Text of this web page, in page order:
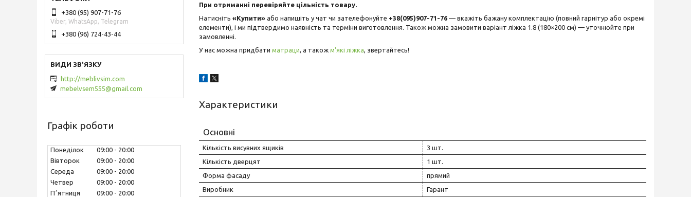
При отриманні перевіряйте цільність товару.
Натисніть «Купити» або напишіть у чат чи зателефонуйте +38(095)907-71-76 — вкажіть бажану комплектацію (повний гарнітур або окремі
елементи), і ми підтвердимо наявність та терміни виготовлення. Також можна замовити варіант ліжка 1.8 (180×200 см) — уточнюйте при
замовленні.
У нас можна придбати матраци , а також м'які ліжка , звертайтесь!
Характеристики
Основні
Кількість висувних ящиків
3 шт.
Кількість дверцят
1 шт.
Форма фасаду
прямий
Виробник
Гарант
+380 (95) 907-71-76
Viber, WhatsApp, Telegram
+380 (96) 724-43-44
http://meblivsim.com
mebelvsem555@gmail.com
Графік роботи
Понеділок 09:00
20:00
Вівторок
09:00
20:00
Середа
09:00
20:00
Четвер
09:00
20:00
Пʼятниця
09:00
20:00